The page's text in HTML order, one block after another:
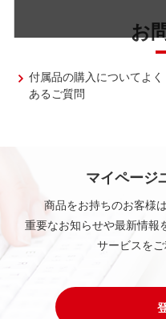
お
付属品の購入についてよく
あるご質問
マイページ
商品をお持ちのお客様
重要なお知らせや最新情報
サービスをご